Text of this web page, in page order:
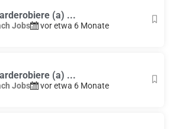
(a) ...
Jobs vor etwa 6 Monate
(a) ...
Jobs vor etwa 6 Monate